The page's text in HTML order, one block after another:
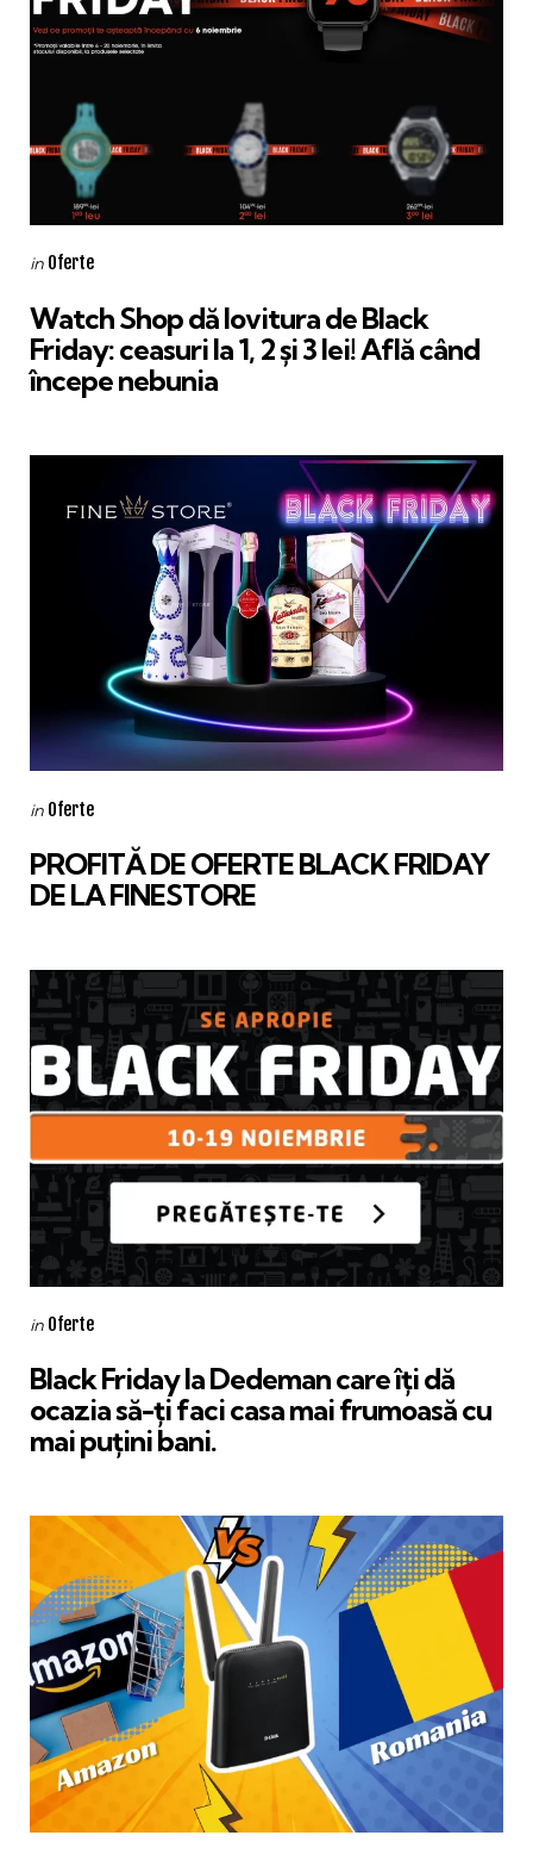
Categories
Posted
in Oferte
Watch Shop dă lovitura de Black
Friday: ceasuri la 1, 2 și 3 lei! Află când
începe nebunia
Categories
Posted
in Oferte
PROFITĂ DE OFERTE BLACK FRIDAY
DE LA FINESTORE
Categories
Posted
in Oferte
Black Friday la Dedeman care îți dă
ocazia să-ți faci casa mai frumoasă cu
mai puțini bani.